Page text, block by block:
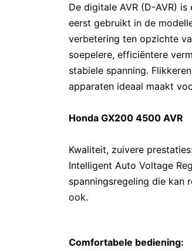
De digitale AVR (D-AVR)
eerst gebruikt in de
verbetering ten opzichte
soepelere, efficiëntere
stabiele spanning.
apparaten ideaal maakt
Honda GX200 4500 AVR
Kwaliteit, zuivere
Intelligent Auto Voltage
spanningsregeling die kan
ook.
Comfortabele bediening: